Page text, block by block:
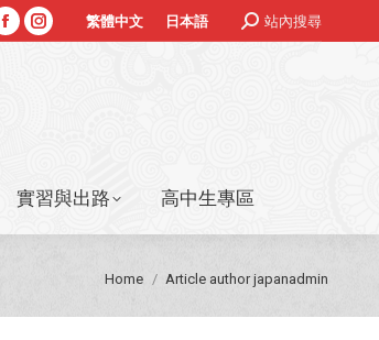
FacebookInstagram
繁體中文 日本語 Search:站內搜尋
實習與出路 高中生專區
You are here:
Home Article author japanadmin
實習與出路 高中生專區